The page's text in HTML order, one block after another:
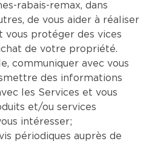
rabais-remax, dans
de vous aider à réaliser
vous protéger des vices
de votre propriété.
communiquer avec vous
des informations
les Services et vous
et/ou services
intéresser;
périodiques auprès de